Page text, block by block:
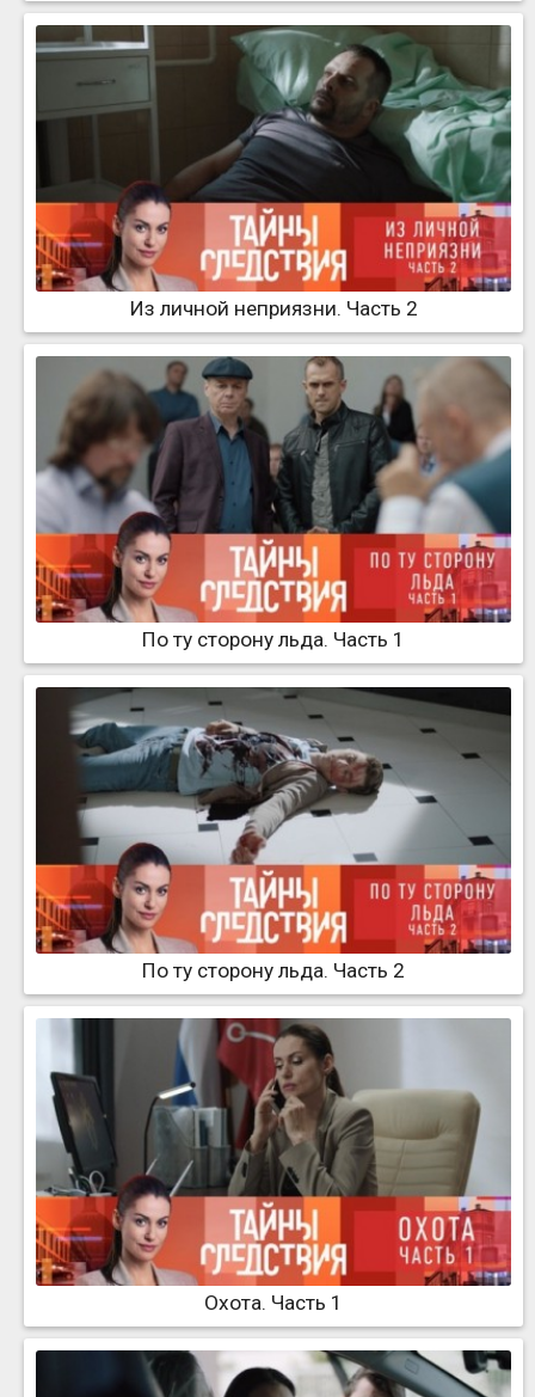
Из личной неприязни. Часть 2
По ту сторону льда. Часть 1
По ту сторону льда. Часть 2
Охота. Часть 1